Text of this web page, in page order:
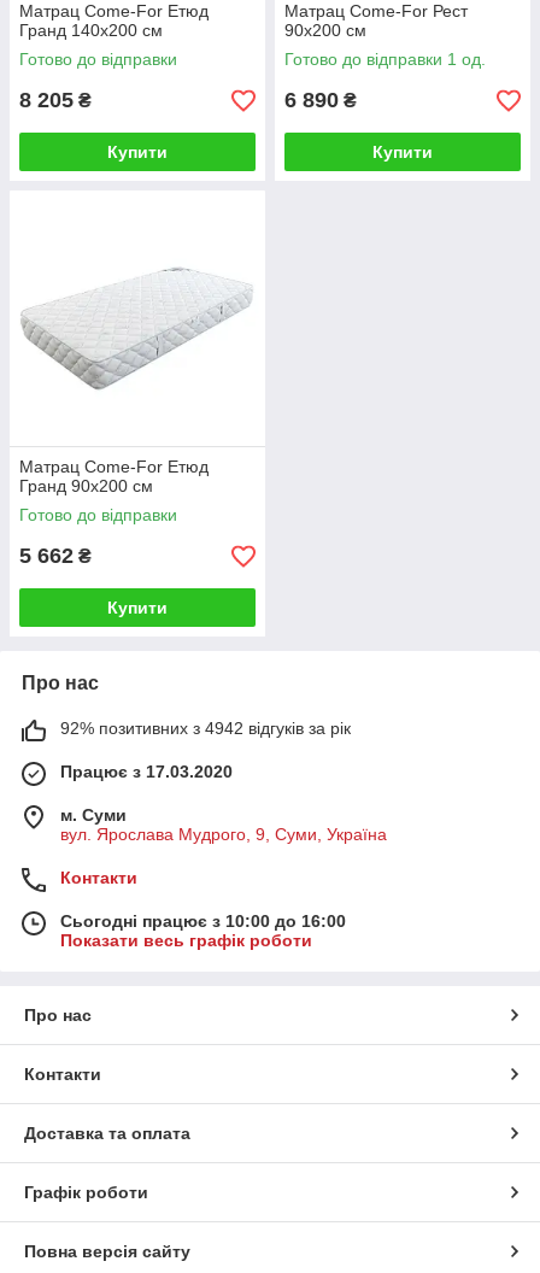
Матрац Come-For Етюд
Гранд 140х200 см
Готово до відправки
8 205 ₴
Купити
Матрац Come-For Рест
90х200 см
Готово до відправки 1 од.
6 890 ₴
Купити
Матрац Come-For Етюд
Гранд 90х200 см
Готово до відправки
5 662 ₴
Купити
Про нас
92% позитивних з 4942 відгуків за рік
Працює з 17.03.2020
м. Суми
вул. Ярослава Мудрого, 9, Суми, Україна
Контакти
Сьогодні працює з 10:00 до 16:00
Показати весь графік роботи
Про нас
Контакти
Доставка та оплата
Графік роботи
Повна версія сайту